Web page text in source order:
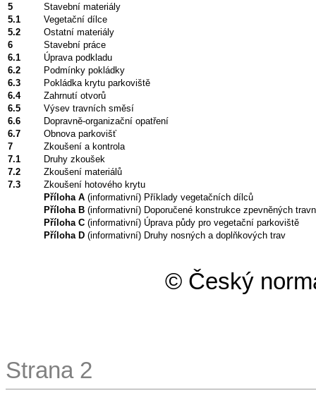
5
Stavební materiály
5.1
Vegetační dílce
5.2
Ostatní materiály
6
Stavební práce
6.1
Úprava podkladu
6.2
Podmínky pokládky
6.3
Pokládka krytu parkoviště
6.4
Zahrnutí otvorů
6.5
Výsev travních směsí
6.6
Dopravně-organizační opatření
6.7
Obnova parkovišť
7
Zkoušení a kontrola
7.1
Druhy zkoušek
7.2
Zkoušení materiálů
7.3
Zkoušení hotového krytu
Příloha A (informativní) Příklady vegetačních dílců
Příloha B (informativní) Doporučené konstrukce zpevněných
Příloha C (informativní) Úprava půdy pro vegetační parkoviště
Příloha D (informativní) Druhy nosných a doplňkových trav
© Český
Strana 2